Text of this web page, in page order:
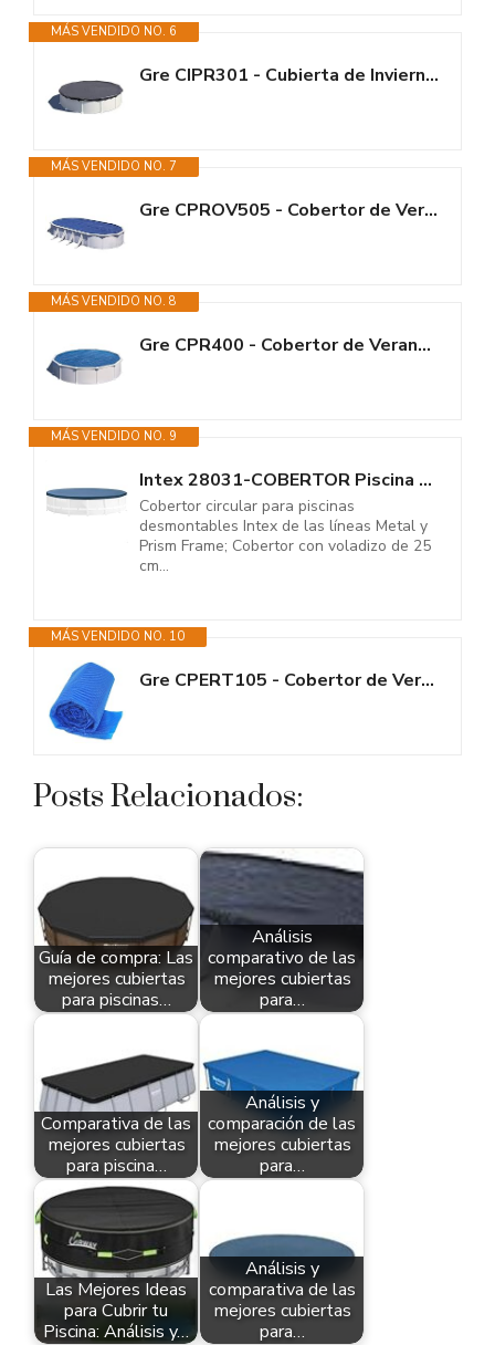
MÁS VENDIDO NO. 6
Gre CIPR301 - Cubierta de Invierno para Piscinas Redondas de 300 cm de...
MÁS VENDIDO NO. 7
Gre CPROV505 - Cobertor de Verano para Piscina Ovalada de 500 x 300 cms,...
MÁS VENDIDO NO. 8
Gre CPR400 - Cobertor de Verano para Piscina Redonda de 400 cms, Color Azul
MÁS VENDIDO NO. 9
Intex 28031-COBERTOR Piscina Metal Frame 366CM
Cobertor circular para piscinas
desmontables Intex de las líneas Metal y
Prism Frame; Cobertor con voladizo de 25
cm...
MÁS VENDIDO NO. 10
Gre CPERT105 - Cobertor de Verano para Piscina Enterrada de 1000x500 cms,...
Posts Relacionados:
Guía de compra: Las
mejores cubiertas
para piscinas…
Análisis
comparativo de las
mejores cubiertas
para…
Comparativa de las
mejores cubiertas
para piscina…
Análisis y
comparación de las
mejores cubiertas
para…
Las Mejores Ideas
para Cubrir tu
Piscina: Análisis y…
Análisis y
comparativa de las
mejores cubiertas
para…